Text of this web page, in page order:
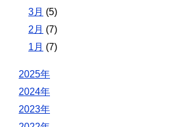
3月 (5)
2月 (7)
1月 (7)
2025年
2024年
2023年